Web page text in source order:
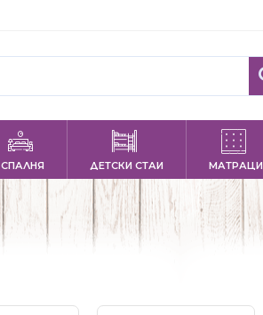
СПАЛНЯ ДЕТСКИ СТАИ МАТРАЦИ